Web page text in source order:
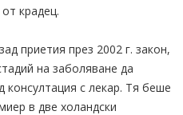
крадец.
приетия през 2002 г. закон,
на заболяване да
консултация с лекар. Тя беше
в две холандски